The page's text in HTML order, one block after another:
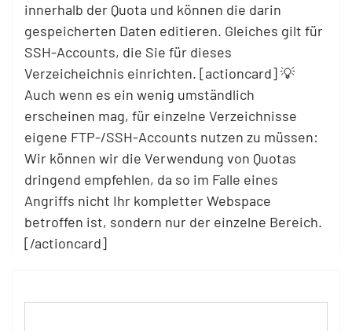
innerhalb der Quota und können die darin
gespeicherten Daten editieren. Gleiches gilt für
SSH-Accounts, die Sie für dieses
Verzeicheichnis einrichten. [actioncard] 💡
Auch wenn es ein wenig umständlich
erscheinen mag, für einzelne Verzeichnisse
eigene FTP-/SSH-Accounts nutzen zu müssen:
Wir können wir die Verwendung von Quotas
dringend empfehlen, da so im Falle eines
Angriffs nicht Ihr kompletter Webspace
betroffen ist, sondern nur der einzelne Bereich.
[/actioncard]